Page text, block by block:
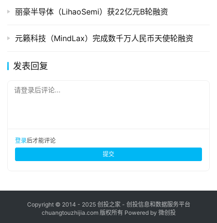
丽豪半导体（LihaoSemi）获22亿元B轮融资
元籁科技（MindLax）完成数千万人民币天使轮融资
发表回复
请登录后评论...
登录后才能评论
提交
Copyright © 2014 - 2025 创投之家 - 创投信息和数据服务平台
chuangtouzhijia.com 版权所有 Powered by 微创投